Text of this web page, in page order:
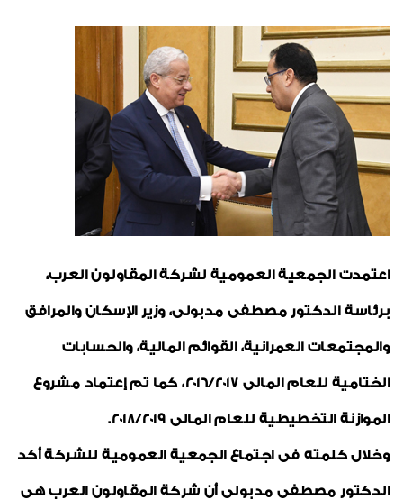
تهانى
اخبار متنوعة
شهادات الجودة
صور من العدد
خواطر ايمانية
رياضة
الواحة
اعتمدت الجمعية العمومية لشركة المقاولون العرب،
برئاسة الدكتور مصطفى مدبولى، وزير الإسكان والمرافق
والمجتمعات العمرانية، القوائم المالية، والحسابات
الختامية للعام المالى 2016/2017، كما تم إعتماد مشروع
الموازنة التخطيطية للعام المالى 2018/2019.
وخلال كلمته فى اجتماع الجمعية العمومية للشركة أكد
الدكتور مصطفى مدبولى أن شركة المقاولون العرب هى